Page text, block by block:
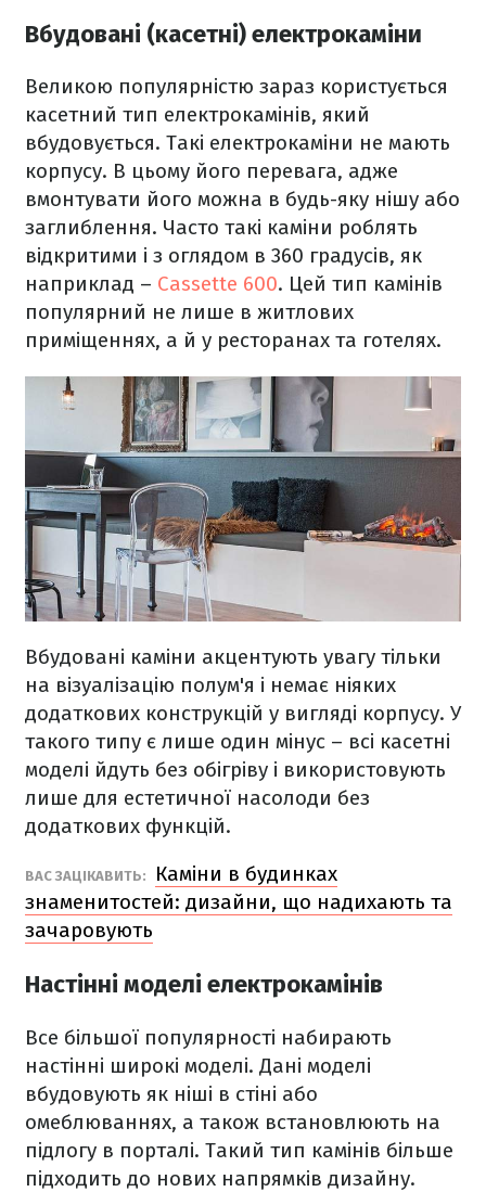
Вбудовані (касетні) електрокаміни
Великою популярністю зараз користується
касетний тип електрокамінів, який
вбудовується. Такі електрокаміни не мають
корпусу. В цьому його перевага, адже
вмонтувати його можна в будь-яку нішу або
заглиблення. Часто такі каміни роблять
відкритими і з оглядом в 360 градусів, як
наприклад – Cassette 600. Цей тип камінів
популярний не лише в житлових
приміщеннях, а й у ресторанах та готелях.
Вбудовані каміни акцентують увагу тільки
на візуалізацію полум'я і немає ніяких
додаткових конструкцій у вигляді корпусу. У
такого типу є лише один мінус – всі касетні
моделі йдуть без обігріву і використовують
лише для естетичної насолоди без
додаткових функцій.
ВАС ЗАЦІКАВИТЬ:
Каміни в будинках
знаменитостей: дизайни, що надихають та
зачаровують
Настінні моделі електрокамінів
Все більшої популярності набирають
настінні широкі моделі. Дані моделі
вбудовують як ніші в стіні або
омеблюваннях, а також встановлюють на
підлогу в порталі. Такий тип камінів більше
підходить до нових напрямків дизайну.